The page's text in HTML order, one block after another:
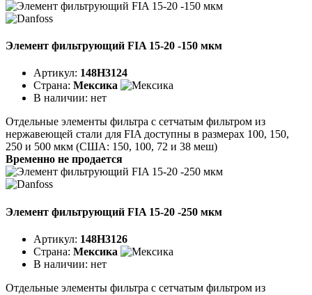
Элемент фильтрующий FIA 15-20 -150 мкм
Артикул: 148H3124
Страна: Мексика
В наличии: нет
Отдельные элементы фильтра с сетчатым фильтром из
нержавеющей стали для FIA доступны в размерах 100, 150,
250 и 500 мкм (США: 150, 100, 72 и 38 меш)
Временно не продается
Элемент фильтрующий FIA 15-20 -250 мкм
Артикул: 148H3126
Страна: Мексика
В наличии: нет
Отдельные элементы фильтра с сетчатым фильтром из